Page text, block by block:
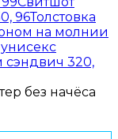
96Толстовка
на молнии
320,
без начёса